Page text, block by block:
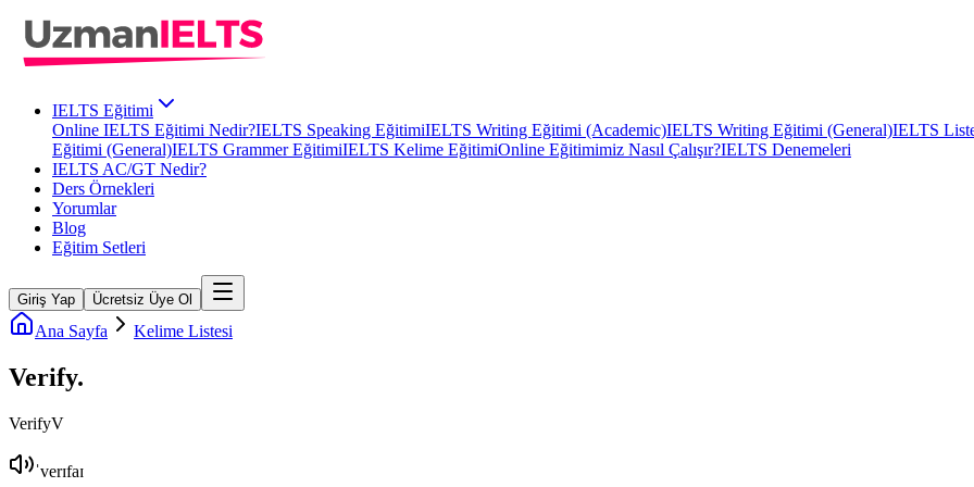
IELTS Eğitimi
Online IELTS Eğitimi Nedir?IELTS Speaking EğitimiIELTS Writing Eğitimi (Academic)IELTS Writing Eğitimi (General)IELTS
Eğitimi (General)IELTS Grammer EğitimiIELTS Kelime EğitimiOnline Eğitimimiz Nasıl Çalışır?IELTS Denemeleri
IELTS AC/GT Nedir?
Ders Örnekleri
Yorumlar
Blog
Eğitim Setleri
Giriş Yap Ücretsiz Üye Ol
Ana Sayfa Kelime Listesi
Verify.
VerifyV
ˈverɪfaɪ